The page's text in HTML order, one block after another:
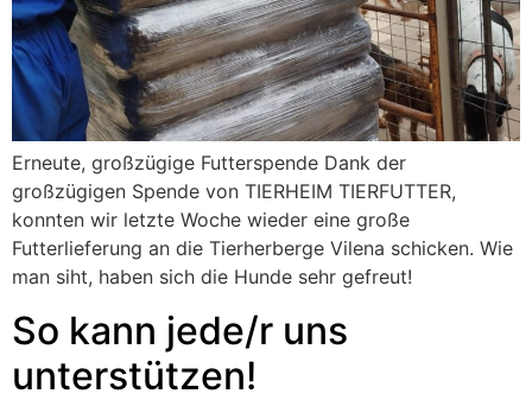
Erneute, großzügige Futterspende Dank der
großzügigen Spende von TIERHEIM TIERFUTTER,
konnten wir letzte Woche wieder eine große
Futterlieferung an die Tierherberge Vilena schicken. Wie
man siht, haben sich die Hunde sehr gefreut!
So kann jede/r uns
unterstützen!